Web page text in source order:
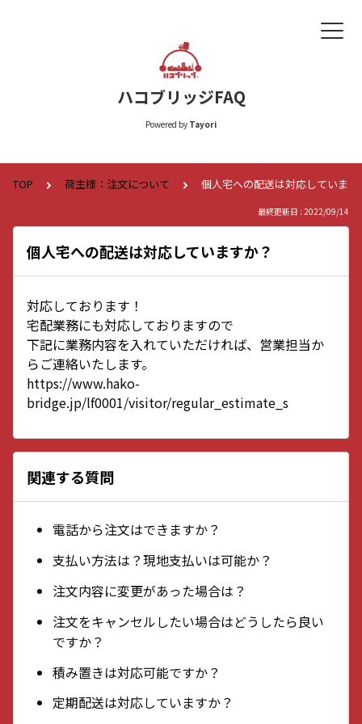
ハコブリッジFAQ
Powered by Tayori
TOP 荷主様：注文について 個人宅への配送は対応しています
最終更新日 : 2022/09/14
個人宅への配送は対応していますか？
対応しております！
宅配業務にも対応しておりますので
下記に業務内容を入れていただければ、営業担当か
らご連絡いたします。
https://www.hako-
bridge.jp/lf0001/visitor/regular_estimate_s
関連する質問
電話から注文はできますか？
支払い方法は？現地支払いは可能か？
注文内容に変更があった場合は？
注文をキャンセルしたい場合はどうしたら良い
ですか？
積み置きは対応可能ですか？
定期配送は対応していますか？